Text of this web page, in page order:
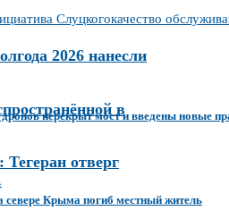
Слуцкогокачество
2026 нанесли
в
отверг
перекрыт мост и введены новые
севере Крыма погиб местный житель